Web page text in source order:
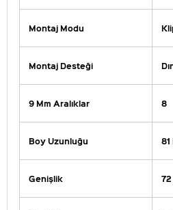
Montaj Modu
Montaj Desteği
9 Mm Aralıklar 8
Boy Uzunluğu 81
Genişlik 72